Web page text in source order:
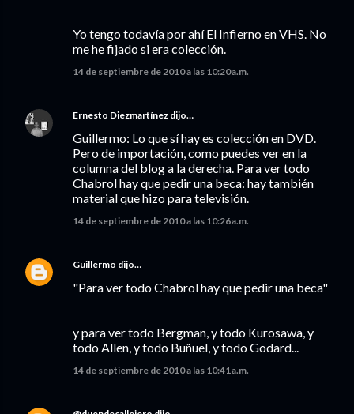
Yo tengo todavía por ahí El Infierno en VHS. No
me he fijado si era colección.
14 de septiembre de 2010 a las 10:20 a.m.
Ernesto Diezmartínez dijo…
Guillermo: Lo que sí hay es colección en DVD.
Pero de importación, como puedes ver en la
columna del blog a la derecha. Para ver todo
Chabrol hay que pedir una beca: hay también
material que hizo para televisión.
14 de septiembre de 2010 a las 10:26 a.m.
Guillermo dijo…
"Para ver todo Chabrol hay que pedir una beca"
y para ver todo Bergman, y todo Kurosawa, y
todo Allen, y todo Buñuel, y todo Godard...
14 de septiembre de 2010 a las 10:41 a.m.